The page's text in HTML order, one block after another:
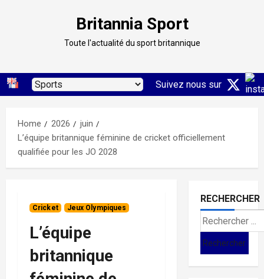
Britannia Sport
Toute l'actualité du sport britannique
Suivez nous sur
Home 2026
juin
L’équipe britannique féminine de cricket officiellement
qualifiée pour les JO 2028
Cricket Jeux Olympiques
L’équipe
britannique
RECHERCHER
Search
for: